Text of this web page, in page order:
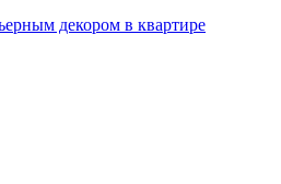
декором в квартире